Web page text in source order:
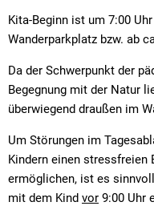
Kita-Beginn ist um 7:00
Wanderparkplatz bzw. ab
Da der Schwerpunkt der
Begegnung mit der Natur
überwiegend draußen im
Um Störungen im
Kindern einen stressfreien
ermöglichen, ist es
mit dem Kind vor 9:00 Uhr